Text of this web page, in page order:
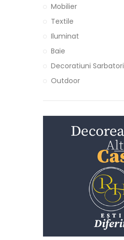
Mobilier
Textile
Iluminat
Baie
Decoratiuni Sarbatori
Outdoor